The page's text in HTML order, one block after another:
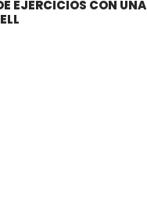
EJERCICIOS CON UNA